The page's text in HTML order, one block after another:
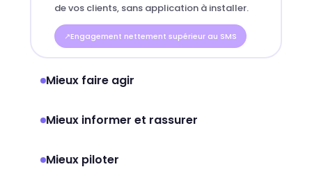
de vos clients, sans application à installer.
Engagement nettement supérieur au SMS
Mieux faire agir
Mieux informer et rassurer
Mieux piloter